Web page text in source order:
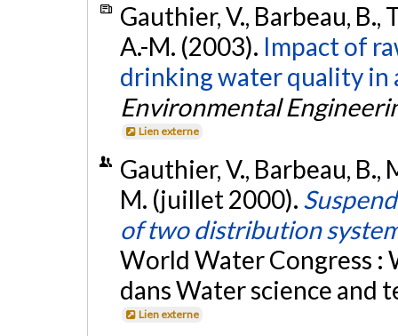
Gauthier, V., Barbeau, B.,
A.-M. (2003). Impact of
drinking water quality in
Environmental
Lien externe
Gauthier, V., Barbeau, B.,
M. (juillet 2000).
of two distribution
World Water Congress :
dans Water science and
Lien externe